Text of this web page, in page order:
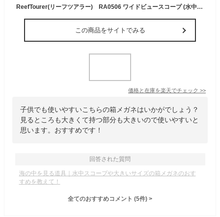
ReefTourer(リーフツアラー) RA0506 ワイドビュースコープ (水中メガネ) 子供 キッズ 水中観察・お魚生物観察 バケツ のぞきメガネ スノーケリング シュノーケリング ジュニア 磯遊び 潮干狩り マリンスポーツ 箱メガネ
この商品をサイトでみる
価格と在庫を楽天でチェック >>
子供でも使いやすいこちらの箱メガネはいかがでしょう？
見るところも大きくて持つ部分も大きいので使いやすいと
思います。おすすめです！
回答された質問
海の中を見る道具｜水中スコープや大きいサイズの箱メガネのおす
すめを教えて！
全てのおすすめコメント (5件) >